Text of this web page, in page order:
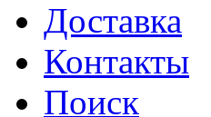
Доставка
Контакты
Поиск